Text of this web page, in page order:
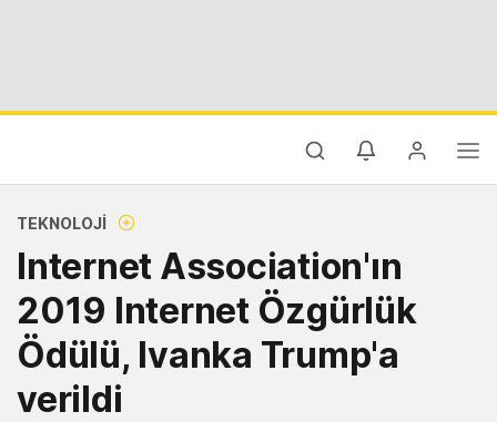
TEKNOLOJI
Internet Association'ın
2019 Internet Özgürlük
Ödülü, Ivanka Trump'a
verildi